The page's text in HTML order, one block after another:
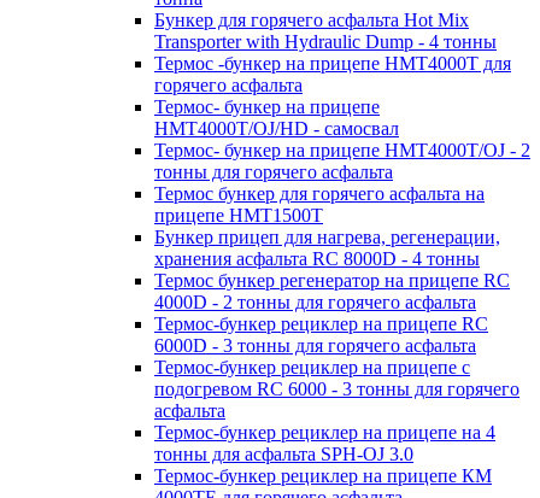
Бункер для горячего асфальта Hot Mix
Transporter with Hydraulic Dump - 4 тонны
Термос -бункер на прицепе HMT4000T для
горячего асфальта
Термос- бункер на прицепе
HMT4000T/OJ/HD - самосвал
Термос- бункер на прицепе HMT4000T/OJ - 2
тонны для горячего асфальта
Термос бункер для горячего асфальта на
прицепе HMT1500T
Бункер прицеп для нагрева, регенерации,
хранения асфальта RC 8000D - 4 тонны
Термос бункер регенератор на прицепе RC
4000D - 2 тонны для горячего асфальта
Термос-бункер рециклер на прицепе RC
6000D - 3 тонны для горячего асфальта
Термос-бункер рециклер на прицепе с
подогревом RC 6000 - 3 тонны для горячего
асфальта
Термос-бункер рециклер на прицепе на 4
тонны для асфальта SPH-OJ 3.0
Термос-бункер рециклер на прицепе КМ